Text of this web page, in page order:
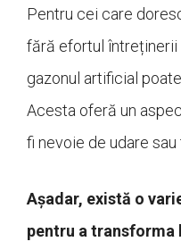
Pentru cei care
fără efortul întreținerii
gazonul artificial
Acesta oferă un
fi nevoie de udare sau
Așadar, există o
pentru a